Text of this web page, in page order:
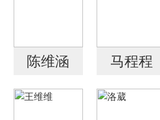
陈维涵 马程程